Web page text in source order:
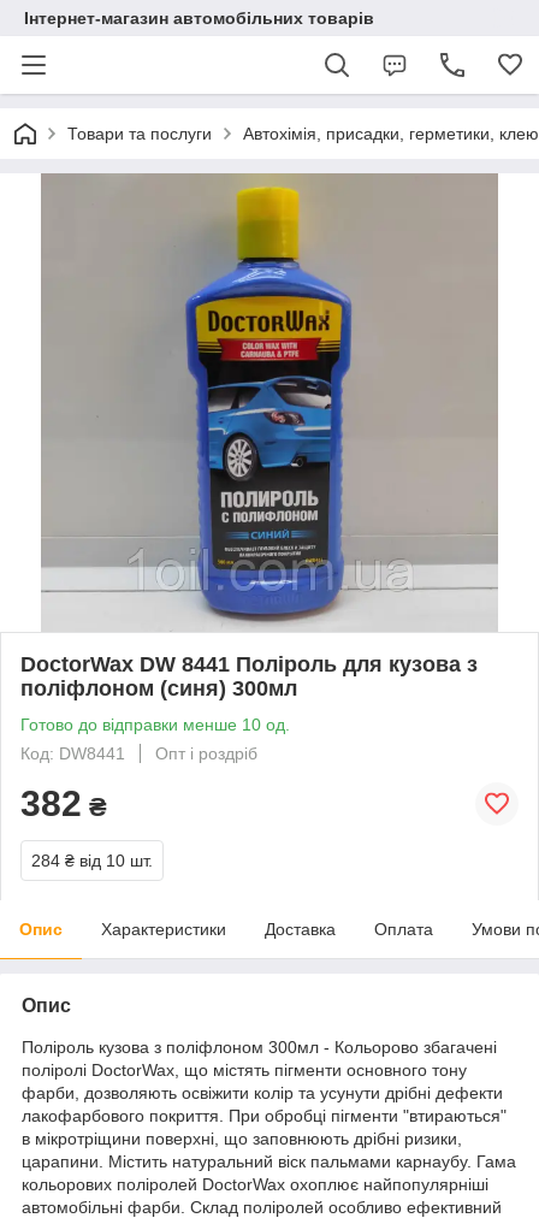
Інтернет-магазин автомобільних товарів
Товари та послуги Автохімія, присадки, герметики,
DoctorWax DW 8441 Поліроль для кузова з
поліфлоном (синя) 300мл
Готово до відправки менше 10 од.
Код: DW8441
Опт і роздріб
382 ₴
284 ₴ від 10 шт.
Опис Характеристики Доставка Оплата Умови
Опис
Поліроль кузова з поліфлоном 300мл - Кольорово збагачені
поліролі DoctorWax, що містять пігменти основного тону
фарби, дозволяють освіжити колір та усунути дрібні дефекти
лакофарбового покриття. При обробці пігменти "втираються"
в мікротріщини поверхні, що заповнюють дрібні ризики,
царапини. Містить натуральний віск пальмами карнаубу. Гама
кольорових поліролей DoctorWax охоплює найпопулярніші
автомобільні фарби. Склад поліролей особливо ефективний